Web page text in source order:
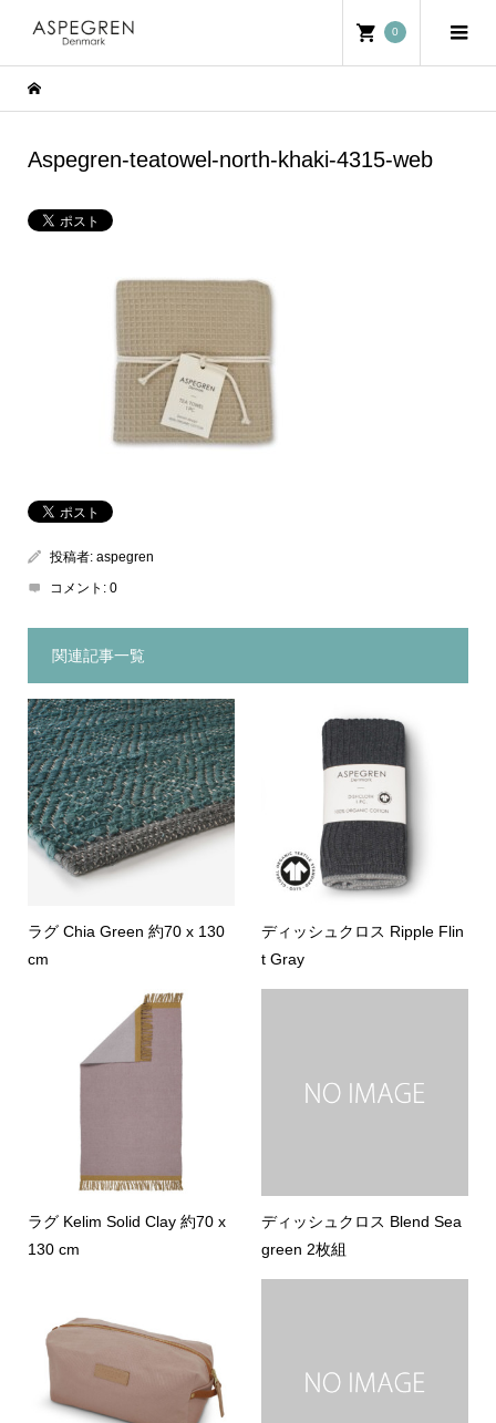
0
Aspegren-teatowel-north-khaki-4315-web
投稿者: aspegren
コメント: 0
関連記事一覧
ラグ Chia Green 約70 x 130
cm
ディッシュクロス Ripple Flin
t Gray
ラグ Kelim Solid Clay 約70 x
130 cm
ディッシュクロス Blend Sea
green 2枚組